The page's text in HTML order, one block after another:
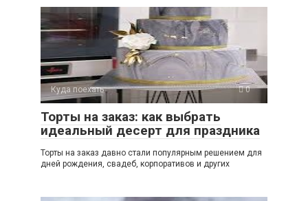
Куда поехать 0
Торты на заказ: как выбрать
идеальный десерт для праздника
Торты на заказ давно стали популярным решением для
дней рождения, свадеб, корпоративов и других